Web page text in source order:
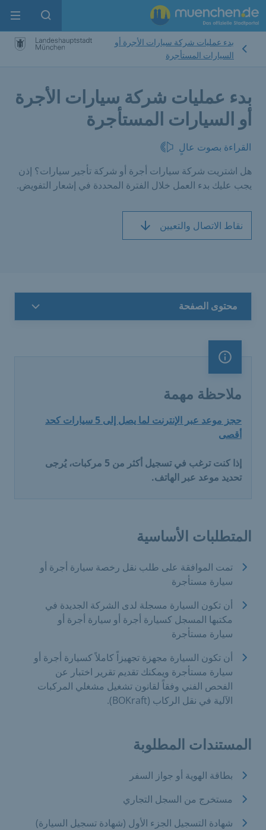
search
بدء عمليات شركة سيارات الأجرة أو
السيارات المستأجرة
بدء عمليات شركة سيارات الأجرة
أو السيارات المستأجرة
القراءة بصوت عالٍ
هل اشتريت شركة سيارات أجرة أو شركة تأجير سيارات؟ إذن
يجب عليك بدء العمل خلال الفترة المحددة في إشعار التفويض.
نقاط الاتصال والتعيين
محتوى الصفحة
ملاحظة مهمة
ملاحظة مهمة
حجز موعد عبر الإنترنت لما يصل إلى 5 سيارات كحد
أقصى
إذا كنت ترغب في تسجيل أكثر من 5 مركبات، يُرجى
تحديد موعد عبر الهاتف.
المتطلبات الأساسية
تمت الموافقة على طلب نقل رخصة سيارة أجرة أو
سيارة مستأجرة
أن تكون السيارة مسجلة لدى الشركة الجديدة في
مكتبها المسجل كسيارة أجرة أو سيارة أجرة أو
سيارة مستأجرة
أن تكون السيارة مجهزة تجهيزاً كاملاً كسيارة أجرة أو
سيارة مستأجرة ويمكنك تقديم تقرير اختبار عن
الفحص الفني وفقاً لقانون تشغيل مشغلي المركبات
الآلية في نقل الركاب (BOKraft).
المستندات المطلوبة
بطاقة الهوية أو جواز السفر
مستخرج من السجل التجاري
شهادة التسجيل الجزء الأول (شهادة تسجيل السيارة)